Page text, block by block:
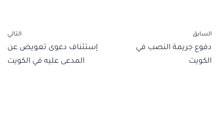
السابق
دفوع جريمة النصب في
الكويت
التالي
إستئناف دعوى تعويض عن
المدعى عليه في الكويت